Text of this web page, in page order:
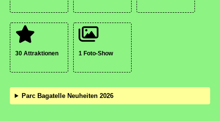
30 Attraktionen 1 Foto-Show
Parc Bagatelle Neuheiten 2026